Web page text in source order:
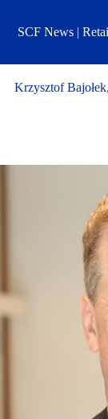
treściSCF News |
Krzysztof